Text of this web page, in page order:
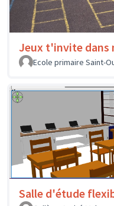
Jeux t'invite dans
Ecole primaire Saint-
Salle d'étude